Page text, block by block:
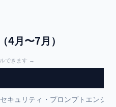
4月〜7月）
キュリティ・プロンプトエンジ